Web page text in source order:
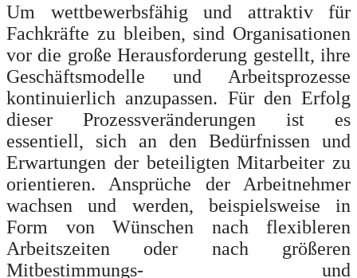
Um wettbewerbsfähig und attraktiv für
Fachkräfte zu bleiben, sind Organisationen
vor die große Herausforderung gestellt, ihre
Geschäftsmodelle und Arbeitsprozesse
kontinuierlich anzupassen. Für den Erfolg
dieser Prozessveränderungen ist es
essentiell, sich an den Bedürfnissen und
Erwartungen der beteiligten Mitarbeiter zu
orientieren. Ansprüche der Arbeitnehmer
wachsen und werden, beispielsweise in
Form von Wünschen nach flexibleren
Arbeitszeiten oder nach größeren
Mitbestimmungs‐ und